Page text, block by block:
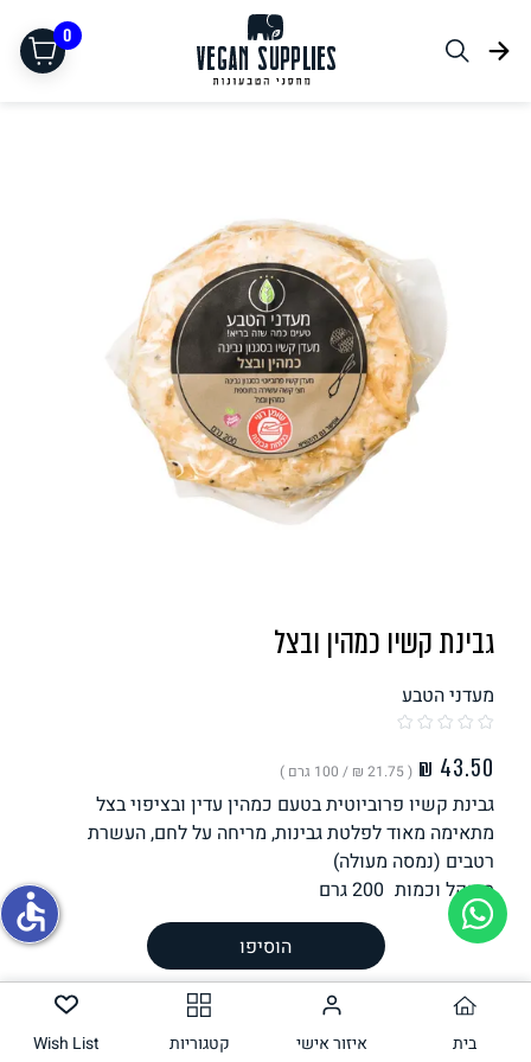
0
תחליפי בשר
גבינות טבעוניות
גבינת קשיו כמהין ובצל
מעדני הטבע
( ‏21.75 ₪ / 100 גרם )
גבינת קשיו פרוביוטית בטעם כמהין עדין ובציפוי בצל
מתאימה מאוד לפלטת גבינות, מריחה על לחם, העשרת
רטבים (נמסה מעולה)
משקל וכמות
גרם
הכנה
רכיבים
ערך תזונתי
הוסיפו
בית איזור אישי קטגוריות Wish List
accessible